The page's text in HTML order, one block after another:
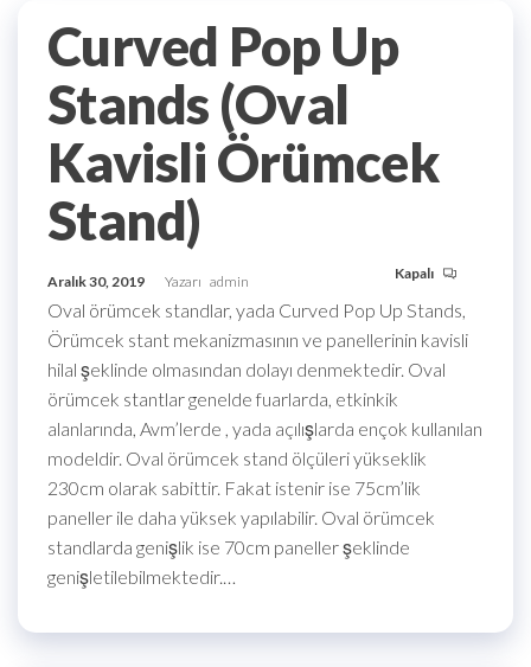
Curved Pop Up
Stands (Oval
Kavisli Örümcek
Stand)
Aralık 30, 2019 Yazarı admin Kapalı
Oval örümcek standlar, yada Curved Pop Up Stands,
Örümcek stant mekanizmasının ve panellerinin kavisli
hilal şeklinde olmasından dolayı denmektedir. Oval
örümcek stantlar genelde fuarlarda, etkinkik
alanlarında, Avm’lerde , yada açılışlarda ençok kullanılan
modeldir. Oval örümcek stand ölçüleri yükseklik
230cm olarak sabittir. Fakat istenir ise 75cm’lik
paneller ile daha yüksek yapılabilir. Oval örümcek
standlarda genişlik ise 70cm paneller şeklinde
genişletilebilmektedir.…